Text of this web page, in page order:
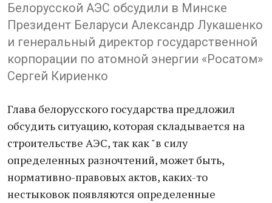
Белорусской АЭС обсудили в Минске
Президент Беларуси Александр Лукашенко
и генеральный директор государственной
корпорации по атомной энергии «Росатом»
Сергей Кириенко
Глава белорусского государства предложил
обсудить ситуацию, которая складывается на
строительстве АЭС, так как "в силу
определенных разночтений, может быть,
нормативно-правовых актов, каких-то
нестыковок появляются определенные